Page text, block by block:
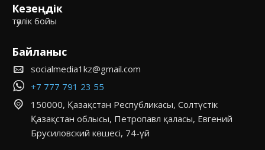
Кезеңдік
тәулік бойы
Байланыс
socialmedia1kz@gmail.com
+7 777 791 23 55
150000, Қазақстан Республикасы, Солтүстік
Қазақстан облысы, Петропавл қаласы, Евгений
Брусиловский көшесі, 74-үй